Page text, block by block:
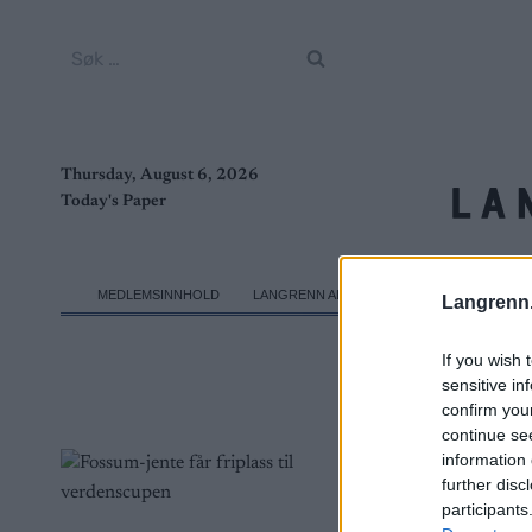
If you wish
sensitive
confirm
continue
information
further
Thursday, August 6, 2026
Today's Paper
MEDLEMSINNHOLD LANGRENN ALLROUND SKI CLASSICS